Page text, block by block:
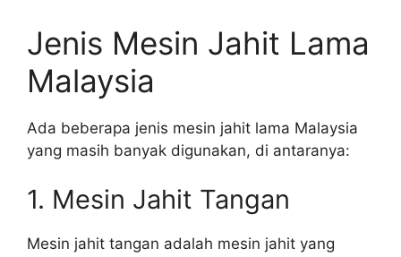
Jenis Mesin Jahit Lama
Malaysia
Ada beberapa jenis mesin jahit lama Malaysia
yang masih banyak digunakan, di antaranya:
1. Mesin Jahit Tangan
Mesin jahit tangan adalah mesin jahit yang